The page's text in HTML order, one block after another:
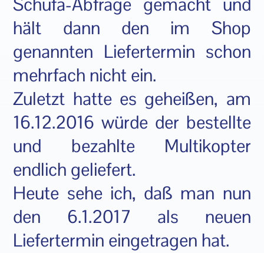
hält dann den im Shop
genannten Liefertermin schon
mehrfach nicht ein.
Zuletzt hatte es geheißen, am
16.12.2016 würde der bestellte
und bezahlte Multikopter
endlich geliefert.
Heute sehe ich, daß man nun
den 6.1.2017 als neuen
Liefertermin eingetragen hat.